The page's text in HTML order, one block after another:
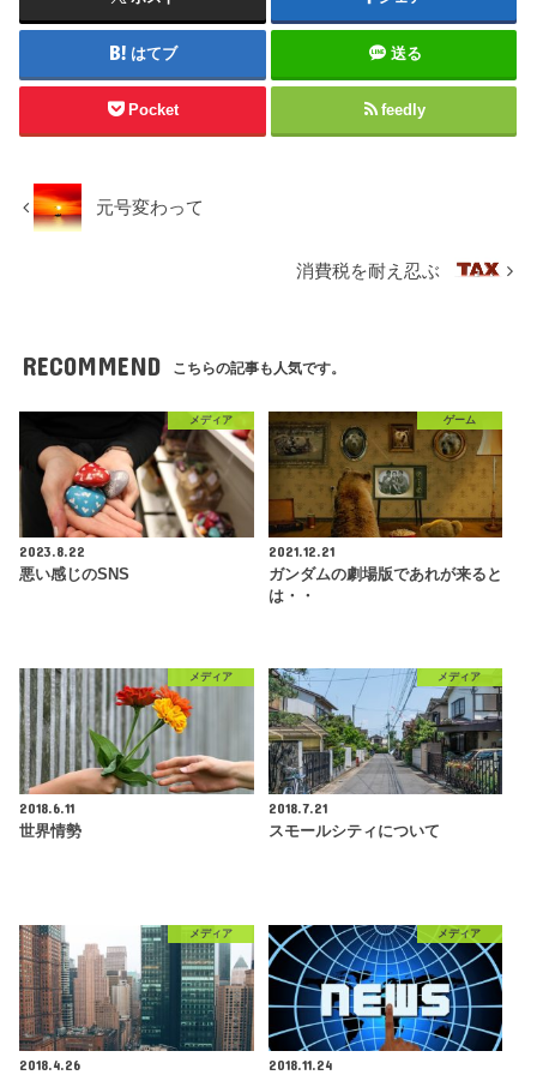
はてブ 送る
Pocket feedly
元号変わって
消費税を耐え忍ぶ
RECOMMEND こちらの記事も人気です。
メディア
2023.8.22
悪い感じのSNS
ゲーム
2021.12.21
ガンダムの劇場版であれが来ると
は・・
メディア
2018.6.11
世界情勢
メディア
2018.7.21
スモールシティについて
メディア
2018.4.26
メディア
2018.11.24